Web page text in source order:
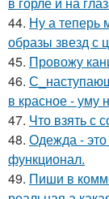
44. Ну а теперь
образы звезд с
45. Провожу
46.
в красное - уму
47. Что взять с
48. Одежда -
функционал.
49. Пиши в